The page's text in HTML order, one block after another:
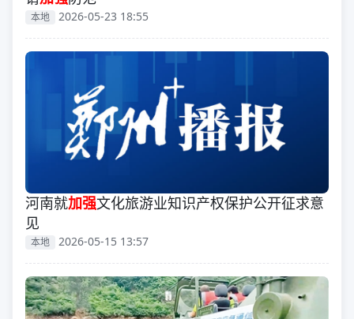
本地 2026-05-23 18:55
河南就加强文化旅游业知识产权保护公开征求意
见
本地 2026-05-15 13:57